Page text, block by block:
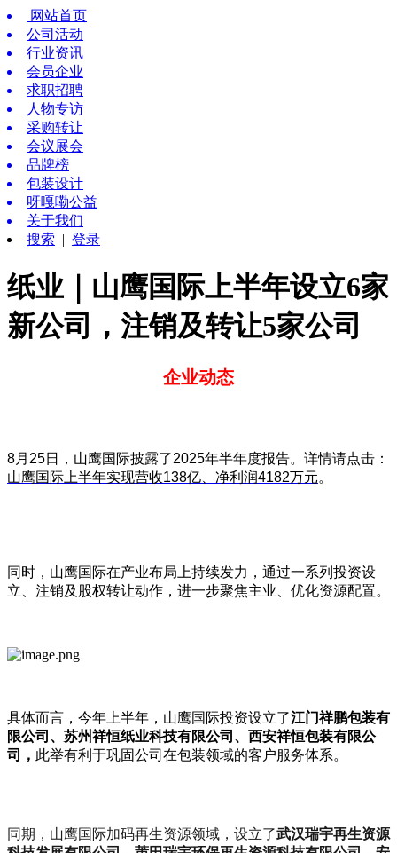
网站首页
公司活动
行业资讯
会员企业
求职招聘
人物专访
采购转让
会议展会
品牌榜
包装设计
呀嘎嘞公益
关于我们
搜索 | 登录
纸业｜山鹰国际上半年设立6家
新公司，注销及转让5家公司
企业动态
8月25日，山鹰国际披露了2025年半年度报告。详情请点击：
山鹰国际上半年实现营收138亿、净利润4182万元。
同时，山鹰国际在产业布局上持续发力，通过一系列投资设
立、注销及股权转让动作，进一步聚焦主业、优化资源配置。
具体而言，今年上半年，山鹰国际投资设立了江门祥鹏包装有
限公司、苏州祥恒纸业科技有限公司、西安祥恒包装有限公
司， 此举有利于巩固公司在包装领域的客户服务体系。
同期，山鹰国际加码再生资源领域，设立了武汉瑞宇再生资源